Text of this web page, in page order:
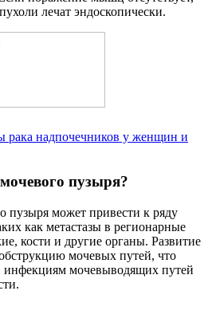
лечат эндоскопически.
надпочечников у женщин и
пузыря?
пузыря может привести к ряду
как метастазы в регионарные
кости и другие органы. Развитие
мочевых путей, что
инфекциям мочевыводящих путей